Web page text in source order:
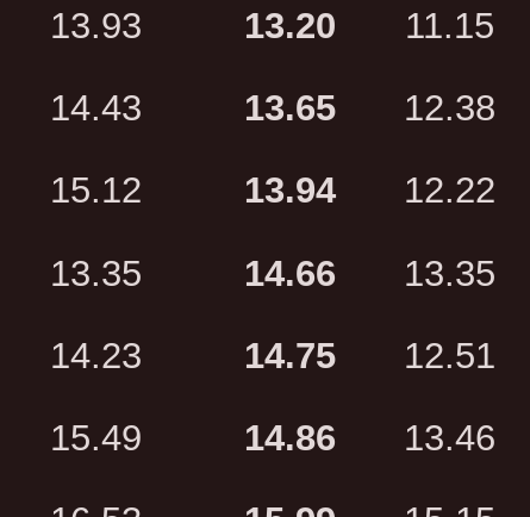
13.93 13.20
11.15
14.43 13.65
12.38
15.12 13.94
12.22
13.35 14.66
13.35
14.23 14.75
12.51
15.49 14.86
13.46